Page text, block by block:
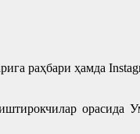
раҳбари ҳамда
орасида